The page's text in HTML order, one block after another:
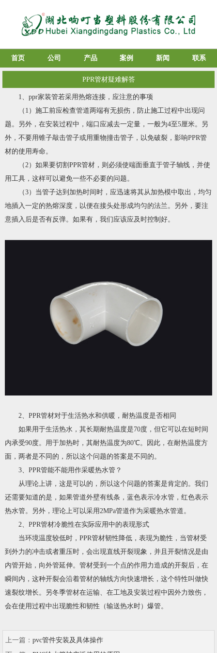
首页 公司 产品 案例 新闻 联系
PPR管材疑难解答
1、ppr家装管若采用热熔连接，应注意的事项
（1）施工前应检查管道两端有无损伤，防止施工过程中出现问
题。另外，在安装过程中，端口应减去一定量，一般为4至5厘米。另
外，不要用锥子敲击管子或用重物撞击管子，以免破裂，影响PPR管
材的使用寿命。
（2）如果要切割PPR管材，则必须使端面垂直于管子轴线，并使
用工具，这样可以避免一些不必要的问题。
（3）当管子达到加热时间时，应迅速将其从加热模中取出，均匀
地插入一定的热熔深度，以便在接头处形成均匀的法兰。另外，要注
意插入后是否有反弹。如果有，我们应该应及时控制好。
2、PPR管材对于生活热水和供暖，耐热温度是否相同
如果用于生活热水，其长期耐热温度是70度，但它可以在短时间
内承受90度。用于加热时，其耐热温度为80℃。因此，在耐热温度方
面，两者是不同的，所以这个问题的答案是不同的。
3、PPR管能不能用作采暖热水管？
从理论上讲，这是可以的，所以这个问题的答案是肯定的。我们
还需要知道的是，如果管道外壁有线条，蓝色表示冷水管，红色表示
热水管。另外，理论上可以采用2MPa管道作为采暖热水管道。
2、PPR管材冷脆性在实际应用中的表现形式
当环境温度较低时，PPR管材韧性降低，表现为脆性，当管材受
到外力的冲击或者重压时，会出现直线开裂现象，并且开裂情况是由
内管开始，向外管延伸。管材受到一个点的作用力造成的开裂后，在
瞬间内，这种开裂会沿着管材的轴线方向快速增长，这个特性叫做快
速裂纹增长。另冬季管材在运输、在工地及安装过程中因外力致伤，
会在使用过程中出现脆性和韧性（输送热水时）爆管。
上一篇： pvc管件安装及具体操作